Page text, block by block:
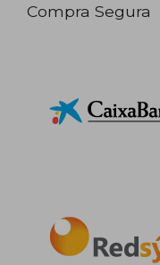
Compra Segura